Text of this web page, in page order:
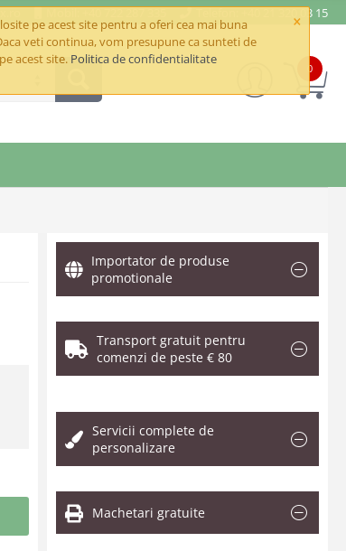
×
pe acest site pentru a oferi cea mai buna
veti continua, vom presupune ca sunteti de
acest site. Politica de confidentialitate
Mobil: +40 722 287 335 Telefon: +40 21 320 03 15
0
Importator de produse
promotionale
Transport gratuit pentru
comenzi de peste € 80
Servicii complete de
personalizare
Machetari gratuite